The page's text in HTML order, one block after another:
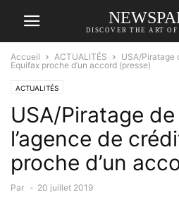
DISCOVER THE ART
Accueil ACTUALITÉS
USA/Piratage
Equifax proche d’un accord (presse)
ACTUALITÉS
USA/Piratage
l’agence de
proche d’un
Par - 20 juillet 2019